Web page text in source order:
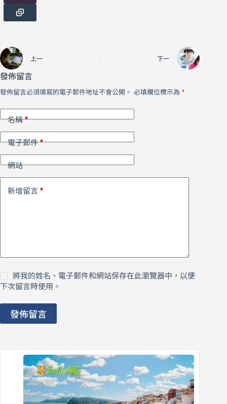
上一 下一
發佈留言
發佈留言必須填寫的電子郵件地址不會公開。 必填欄位標示為 *
名稱*
電子郵件*
網站
新增留言 *
將我的姓名、電子郵件和網站保存在此瀏覽器中，以便
下次留言時使用。
發佈留言